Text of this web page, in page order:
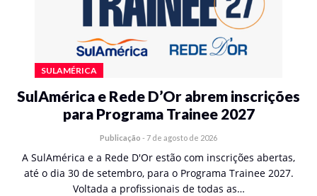
SULAMÉRICA
SulAmérica e Rede D’Or abrem inscrições
para Programa Trainee 2027
Publicação - 7 de agosto de 2026
A SulAmérica e a Rede D'Or estão com inscrições abertas,
até o dia 30 de setembro, para o Programa Trainee 2027.
Voltada a profissionais de todas as…